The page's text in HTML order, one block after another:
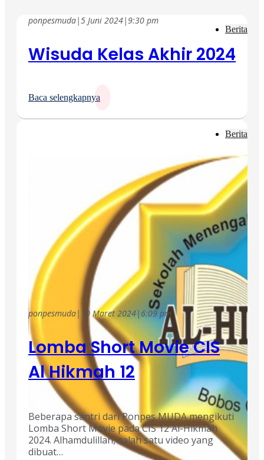
Berita
ponpesmuda|5 Juni 2024|9:30 pm
Wisuda Kelas Akhir 2024
Baca selengkapnya
Berita
ponpesmuda| 10 Maret 2024| 6:09 pm
Lomba Short Movie CIS
Al Hikmah 12
Beberapa santri dari Ponpes MUDA mengikuti
Lomba Short Movie pada CIS 12 Al-Hikmah
2024. Alhamdulillah, salah satu video yang
dibuat…